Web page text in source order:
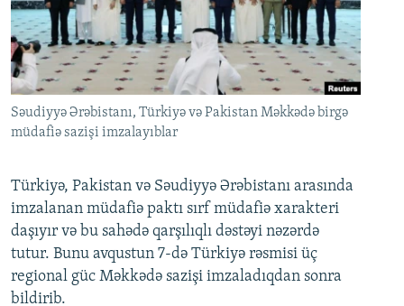
Səudiyyə Ərəbistanı, Türkiyə və Pakistan Məkkədə birgə
müdafiə sazişi imzalayıblar
Türkiyə, Pakistan və Səudiyyə Ərəbistanı arasında
imzalanan müdafiə paktı sırf müdafiə xarakteri
daşıyır və bu sahədə qarşılıqlı dəstəyi nəzərdə
tutur. Bunu avqustun 7-də Türkiyə rəsmisi üç
regional güc Məkkədə sazişi imzaladıqdan sonra
bildirib.